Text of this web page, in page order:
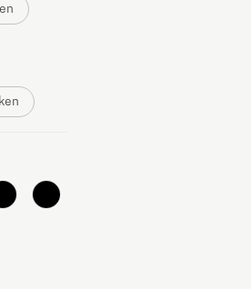
idee?
Financials